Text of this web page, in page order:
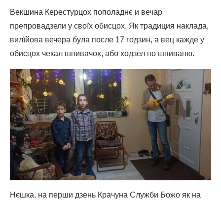
Векшина Керестурцох пополаднє и вечар
препровадзели у своїх обисцох. Як традиция наклада,
вилїйова вечера була после 17 годзин, а вец кажде у
обисцох чекал шпивачох, або ходзел по шпиваню.
Нєшка, на перши дзень Крачуна Служби Божо як на